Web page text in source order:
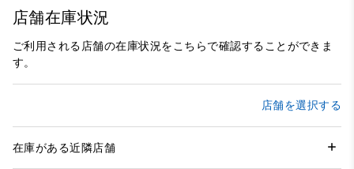
店舗在庫状況
ご利用される店舗の在庫状況をこちらで確認することができま
す。
店舗を選択する
在庫がある近隣店舗